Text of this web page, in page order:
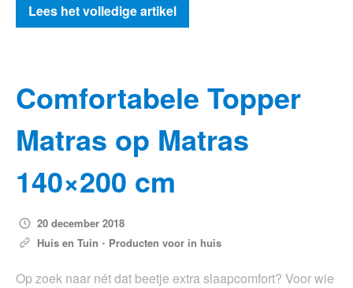
Lees het volledige artikel
Comfortabele Topper
Matras op Matras
140×200 cm
20 december 2018
Huis en Tuin • Producten voor in huis
Op zoek naar nét dat beetje extra slaapcomfort? Voor wie